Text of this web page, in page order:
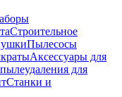
Строительное
Пылесосы
Аксессуары для
для
Станки и